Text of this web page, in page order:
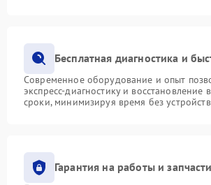
Бесплатная диагностика и
Современное оборудование и опыт
экспресс-диагностику и восстановление
сроки, минимизируя время без
Гарантия на работы и запчасти